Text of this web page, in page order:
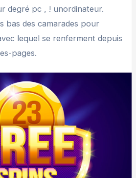
degré pc , ! unordinateur.
bas des camarades pour
lequel se renferment depuis
pages.